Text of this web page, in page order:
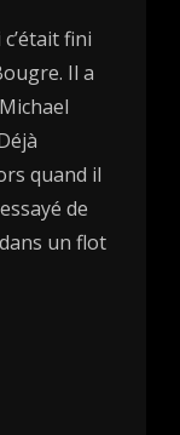
fini
Il a
quand il
de
un flot